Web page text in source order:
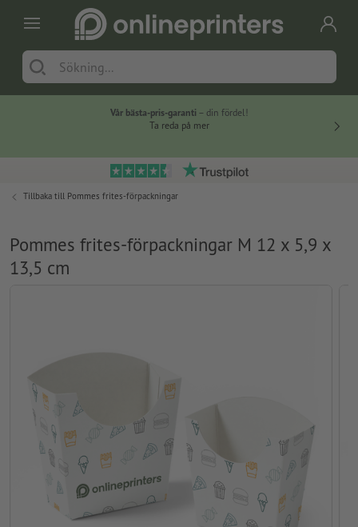
Vår bästa-pris-garanti – din fördel!
Ta reda på mer
Tillbaka till Pommes frites-förpackningar
Pommes frites-förpackningar M 12 x 5,9 x
13,5 cm